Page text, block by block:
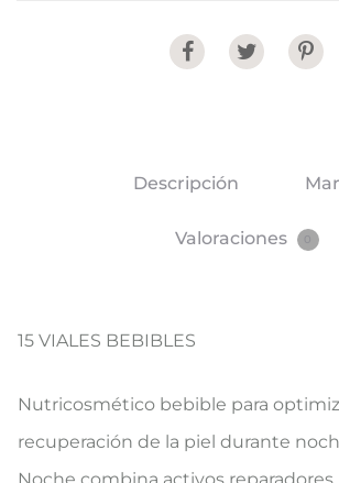
Share
Descripción
Valoraciones
15 VIALES BEBIBLES
Nutricosmético bebible para
recuperación de la piel durante